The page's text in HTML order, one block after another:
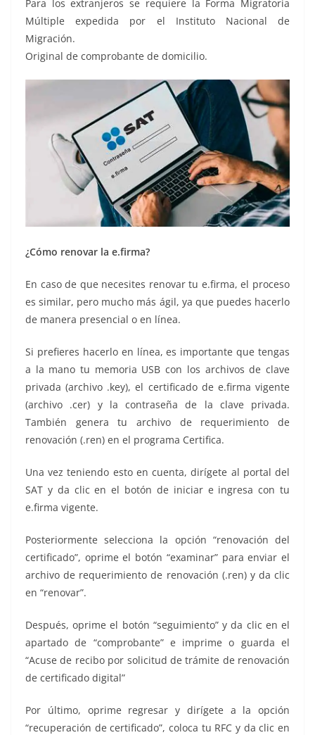
Para los extranjeros se requiere la Forma Migratoria
Múltiple expedida por el Instituto Nacional de
Migración.
Original de comprobante de domicilio.
¿Cómo renovar la e.firma?
En caso de que necesites renovar tu e.firma, el proceso
es similar, pero mucho más ágil, ya que puedes hacerlo
de manera presencial o en línea.
Si prefieres hacerlo en línea, es importante que tengas
a la mano tu memoria USB con los archivos de clave
privada (archivo .key), el certificado de e.firma vigente
(archivo .cer) y la contraseña de la clave privada.
También genera tu archivo de requerimiento de
renovación (.ren) en el programa Certifica.
Una vez teniendo esto en cuenta, dirígete al portal del
SAT y da clic en el botón de iniciar e ingresa con tu
e.firma vigente.
Posteriormente selecciona la opción “renovación del
certificado”, oprime el botón “examinar” para enviar el
archivo de requerimiento de renovación (.ren) y da clic
en “renovar”.
Después, oprime el botón “seguimiento” y da clic en el
apartado de “comprobante” e imprime o guarda el
“Acuse de recibo por solicitud de trámite de renovación
de certificado digital”
Por último, oprime regresar y dirígete a la opción
“recuperación de certificado”, coloca tu RFC y da clic en